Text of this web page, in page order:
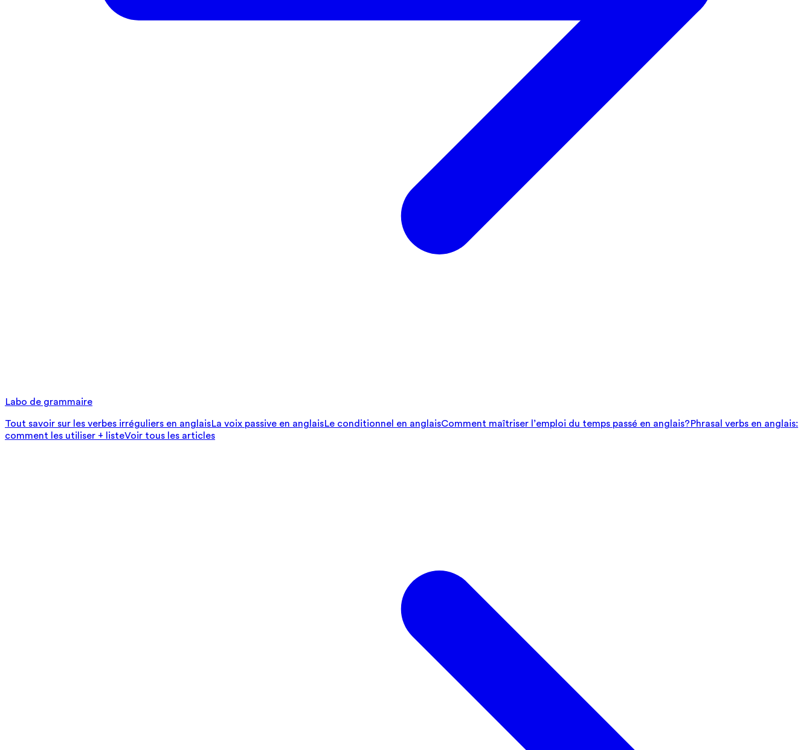
Labo de grammaire
Tout savoir sur les verbes irréguliers en anglaisLa voix passive en anglaisLe conditionnel en anglaisComment maîtriser l’emploi du temps passé en anglais?Phrasal verbs en anglais:
comment les utiliser + listeVoir tous les articles